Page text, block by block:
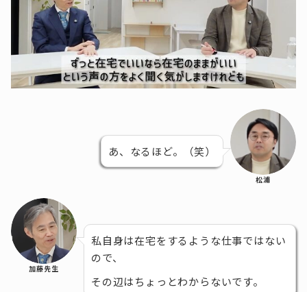
あ、なるほど。（笑）
松浦
加藤先生
私自身は在宅をするような仕事ではない
ので、
その辺はちょっとわからないです。